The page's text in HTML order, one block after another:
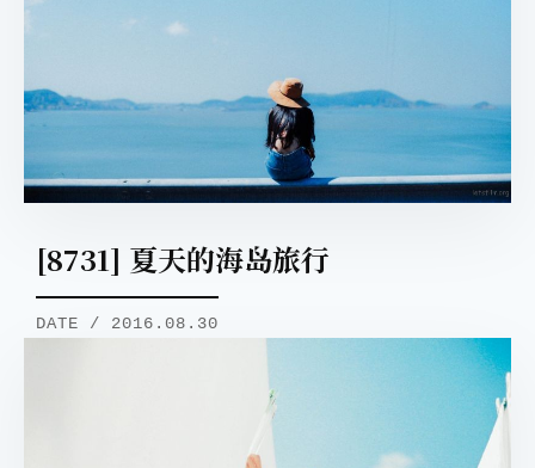
[8731] 夏天的海岛旅行
DATE / 2016.08.30